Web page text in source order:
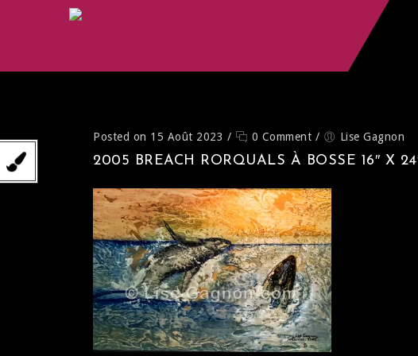
Posted on 15 Août 2023 / 0 Comment / Lise Gagnon
2005 BREACH RORQUALS À BOSSE 16″ X